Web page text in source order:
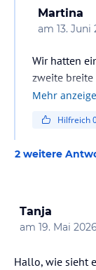
Martina
am 13. Juni
Wir hatten
zweite breite
Mehr
Hilfreich
2 weitere
Tanja
am 19. Mai 2026
Hallo, wie sieht